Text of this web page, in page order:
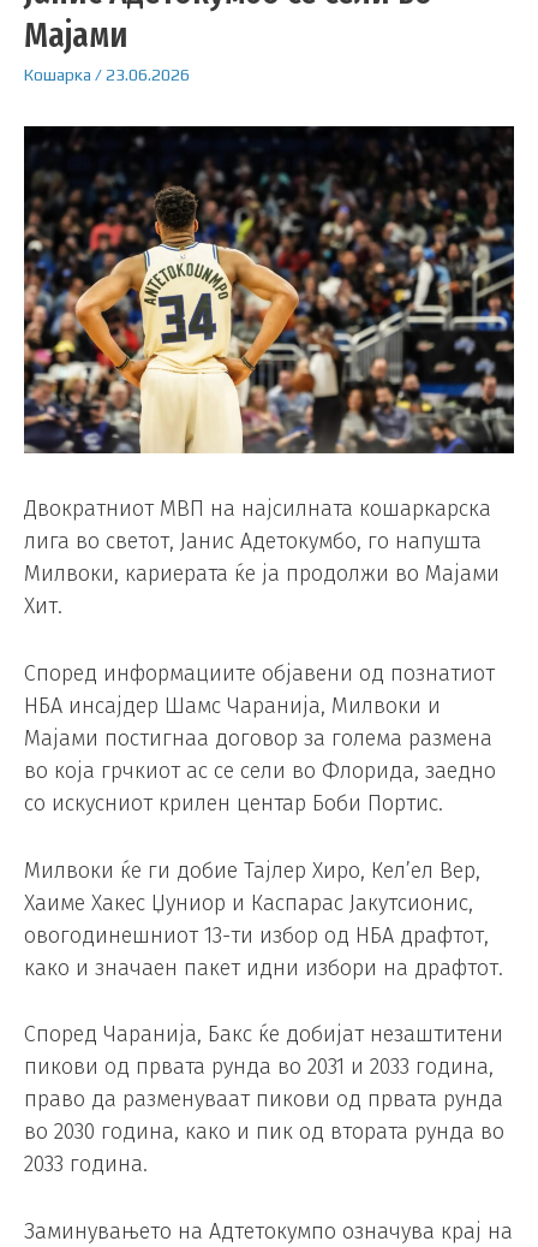
Мајами
Кошарка /23.06.2026
Двократниот МВП на најсилната кошаркарска
лига во светот, Јанис Адетокумбо, го напушта
Милвоки, кариерата ќе ја продолжи во Мајами
Хит.
Според информациите објавени од познатиот
НБА инсајдер Шамс Чаранија, Милвоки и
Мајами постигнаа договор за голема размена
во која грчкиот ас се сели во Флорида, заедно
со искусниот крилен центар Боби Портис.
Милвоки ќе ги добие Тајлер Хиро, Кел’ел Вер,
Хаиме Хакес Џуниор и Каспарас Јакутсионис,
овогодинешниот 13-ти избор од НБА драфтот,
како и значаен пакет идни избори на драфтот.
Според Чаранија, Бакс ќе добијат незаштитени
пикови од првата рунда во 2031 и 2033 година,
право да разменуваат пикови од првата рунда
во 2030 година, како и пик од втората рунда во
2033 година.
Заминувањето на Адтетокумпо означува крај на